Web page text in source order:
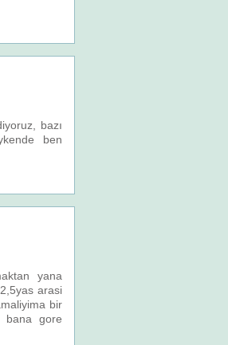
bazı
ben
yana
arasi
bir
bana gore